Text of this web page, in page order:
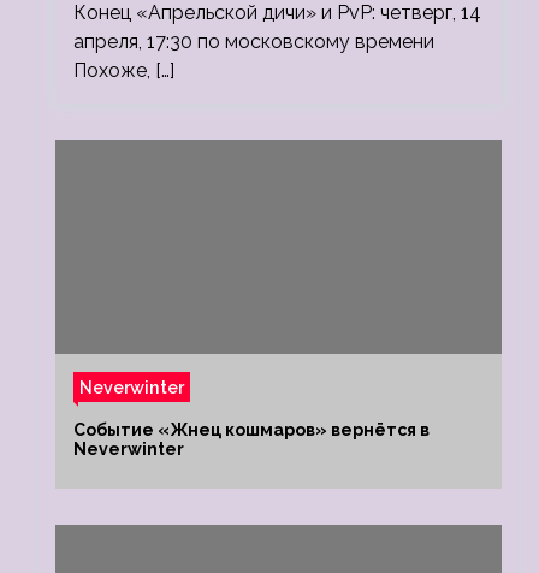
Конец «Апрельской дичи» и PvP: четверг, 14
апреля, 17:30 по московскому времени
Похоже, […]
Neverwinter
Событие «Жнец кошмаров» вернётся в
Neverwinter